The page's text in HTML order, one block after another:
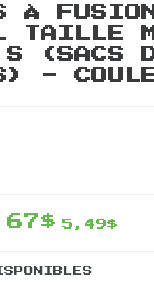
À
TAILLE
S (SACS
-
5,49$